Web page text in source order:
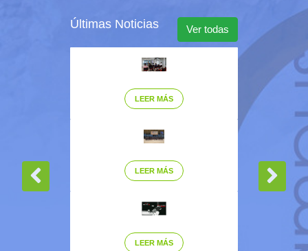
Últimas Noticias Ver todas
LEER MÁS
LEER MÁS
LEER MÁS